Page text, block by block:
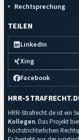
Rechtsprechung
TEILEN
LinkedIn
Xing
Facebook
HRR-
HRR-Strafrecht.de ist ein
Kollegen. Das Projekt
höchstrichterlichen